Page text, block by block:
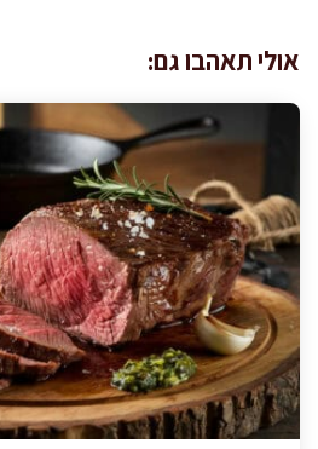
אולי תאהבו גם: